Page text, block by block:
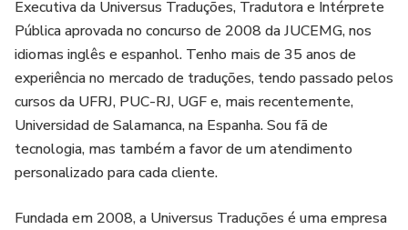
Executiva da Universus Traduções, Tradutora e Intérprete
Pública aprovada no concurso de 2008 da JUCEMG, nos
idiomas inglês e espanhol. Tenho mais de 35 anos de
experiência no mercado de traduções, tendo passado pelos
cursos da UFRJ, PUC-RJ, UGF e, mais recentemente,
Universidad de Salamanca, na Espanha. Sou fã de
tecnologia, mas também a favor de um atendimento
personalizado para cada cliente.
Fundada em 2008, a Universus Traduções é uma empresa